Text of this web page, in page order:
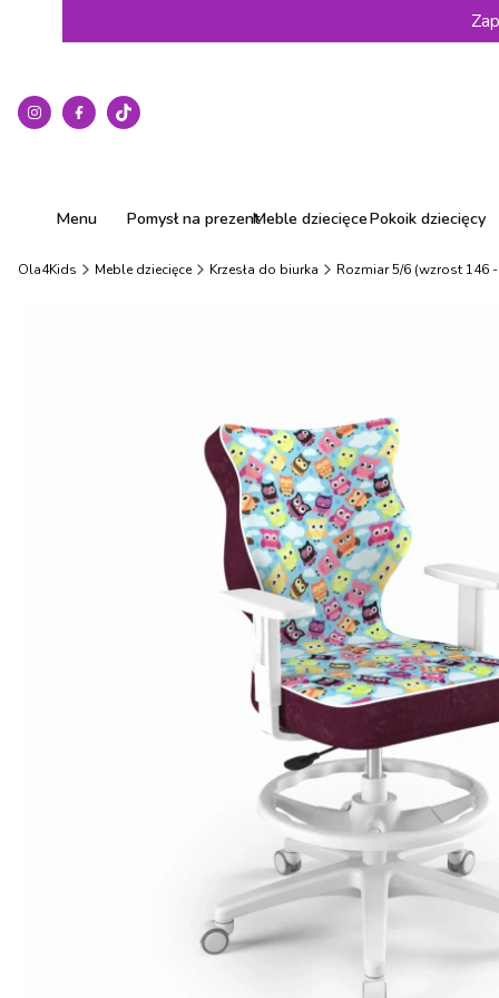
Menu Pomysł na prezentMeble dziecięcePokoik dziecięcy
Ola4Kids Meble dziecięce Krzesła do biurka Rozmiar 5/6 (wzrost 146